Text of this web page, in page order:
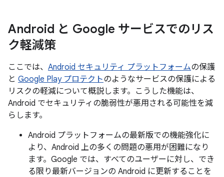
Android と Google サービスでのリス
ク軽減策
ここでは、 Android セキュリティ プラットフォームの保護
と Google Play プロテクトのようなサービスの保護による
リスクの軽減について概説します。こうした機能は、
Android でセキュリティの脆弱性が悪用される可能性を減
らします。
Android プラットフォームの最新版での機能強化に
より、Android 上の多くの問題の悪用が困難になり
ます。Google では、すべてのユーザーに対し、でき
る限り最新バージョンの Android に更新することを